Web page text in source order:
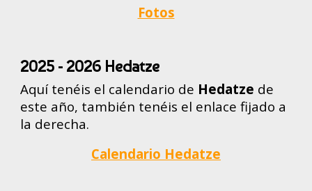
Fotos
2025 - 2026 Hedatze
Aquí tenéis el calendario de Hedatze de
este año, también tenéis el enlace fijado a
la derecha.
Calendario Hedatze